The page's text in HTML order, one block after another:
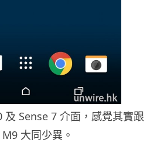
Sense 7 介面，感覺其實跟
大同少異。